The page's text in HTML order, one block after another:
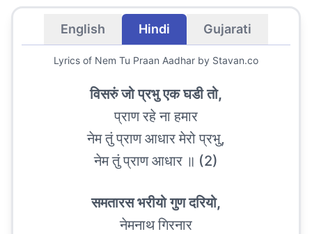
English Hindi Gujarati
Lyrics of Nem Tu Praan Aadhar by Stavan.co
विसरुं जो प्रभु एक घडी तो,
प्राण रहे ना हमार
नेम तुं प्राण आधार मेरो प्रभु,
नेम तुं प्राण आधार ॥ (2)
समतारस भरीयो गुण दरियो,
नेमनाथ गिरनार